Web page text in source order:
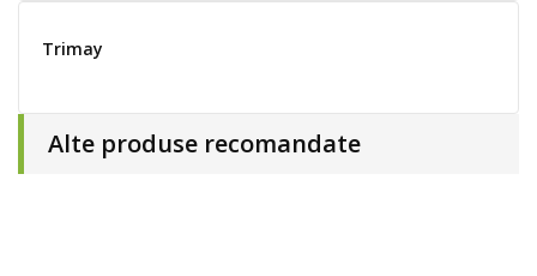
Trimay
Alte produse recomandate